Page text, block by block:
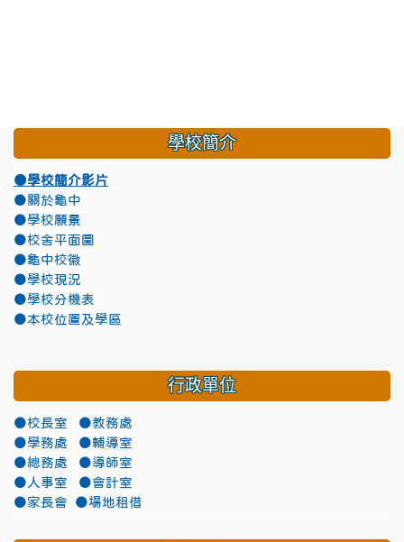
學校簡介
●學校簡介影片
●關於龜中
●學校願景
●校舍平面圖
●龜中校徽
●學校現況
●學校分機表
●本校位置及學區
行政單位
●校長室
●教務處
●學務處
●輔導室
●總務處
●導師室
●人事室
●會計室
●家長會
●場地租借